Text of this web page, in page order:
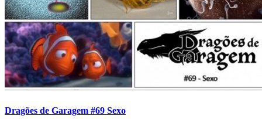
Dragões de Garagem #69 Sexo